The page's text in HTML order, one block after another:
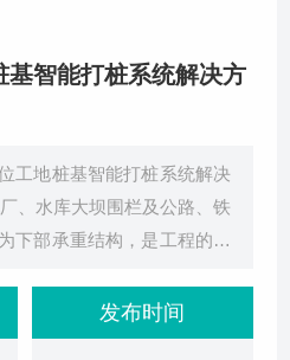
基智能打桩系统解决方
工地桩基智能打桩系统解决
、水库大坝围栏及公路、铁
下部承重结构，是工程的重
工程的质量。目前，传统打
发布时间